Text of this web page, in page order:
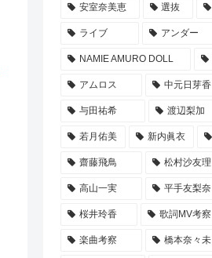
安室奈美恵 選抜
ライブ アンダー
NAMIE AMURO DOLL
アムロス 中元日芽香
与田祐希 渡辺梨加
若月佑美 新内眞衣
齋藤飛鳥 松村沙友理
高山一実 平手友梨奈
桜井玲香 歌詞MV考察
楽曲考察 橋本奈々未